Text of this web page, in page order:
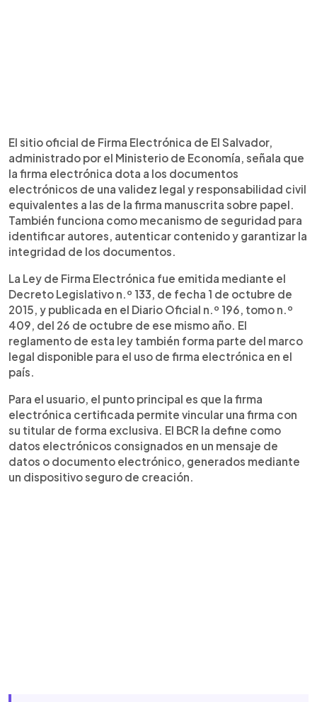
El sitio oficial de Firma Electrónica de El Salvador,
administrado por el Ministerio de Economía, señala que
la firma electrónica dota a los documentos
electrónicos de una validez legal y responsabilidad civil
equivalentes a las de la firma manuscrita sobre papel.
También funciona como mecanismo de seguridad para
identificar autores, autenticar contenido y garantizar la
integridad de los documentos.
La Ley de Firma Electrónica fue emitida mediante el
Decreto Legislativo n.º 133, de fecha 1 de octubre de
2015, y publicada en el Diario Oficial n.º 196, tomo n.º
409, del 26 de octubre de ese mismo año. El
reglamento de esta ley también forma parte del marco
legal disponible para el uso de firma electrónica en el
país.
Para el usuario, el punto principal es que la firma
electrónica certificada permite vincular una firma con
su titular de forma exclusiva. El BCR la define como
datos electrónicos consignados en un mensaje de
datos o documento electrónico, generados mediante
un dispositivo seguro de creación.